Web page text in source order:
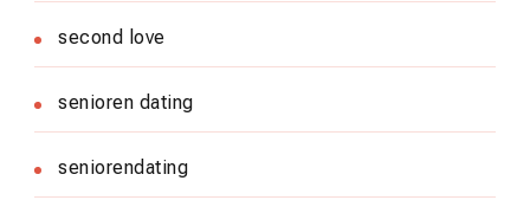
second love
senioren dating
seniorendating